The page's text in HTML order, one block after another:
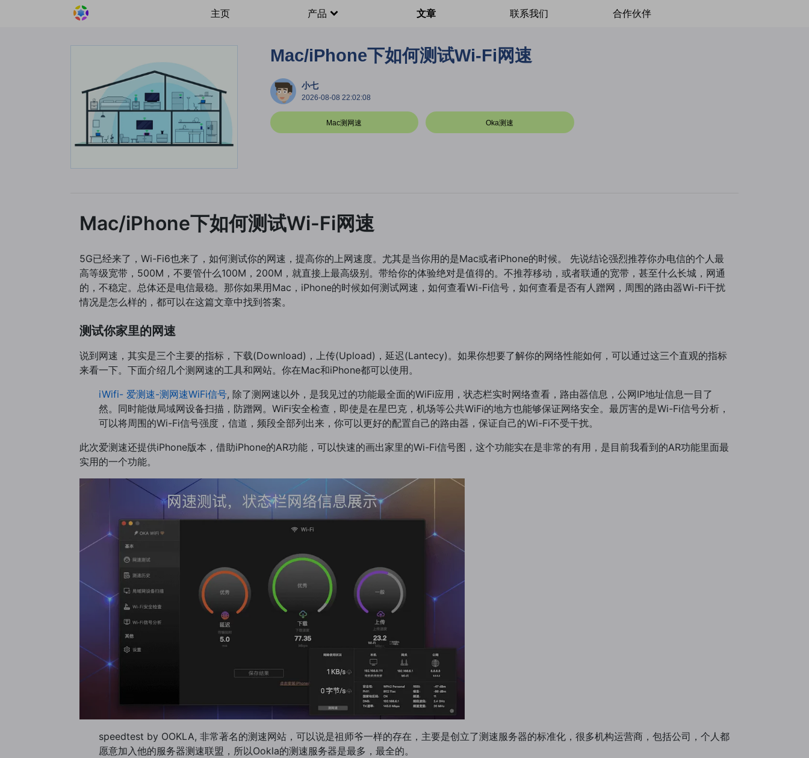
主页 产品 文章 联系我们 合作伙伴
Mac/iPhone下如何测试Wi-Fi网速
小七
2026-08-08 22:02:08
Mac测网速 Oka测速
Mac/iPhone下如何测试Wi-Fi网速
5G已经来了，Wi-Fi6也来了，如何测试你的网速，提高你的上网速度。尤其是当你用的是Mac或者iPhone的时候。 先说结论强烈推荐你办电信的个人最
高等级宽带，500M，不要管什么100M，200M，就直接上最高级别。带给你的体验绝对是值得的。不推荐移动，或者联通的宽带，甚至什么长城，网通
的，不稳定。总体还是电信最稳。那你如果用Mac，iPhone的时候如何测试网速，如何查看Wi-Fi信号，如何查看是否有人蹭网，周围的路由器Wi-Fi干扰
情况是怎么样的，都可以在这篇文章中找到答案。
测试你家里的网速
说到网速，其实是三个主要的指标，下载(Download)，上传(Upload)，延迟(Lantecy)。如果你想要了解你的网络性能如何，可以通过这三个直观的指标
来看一下。下面介绍几个测网速的工具和网站。你在Mac和iPhone都可以使用。
iWifi- 爱测速-测网速WiFi信号, 除了测网速以外，是我见过的功能最全面的WiFi应用，状态栏实时网络查看，路由器信息，公网IP地址信息一目了
然。同时能做局域网设备扫描，防蹭网。WiFi安全检查，即使是在星巴克，机场等公共WiFi的地方也能够保证网络安全。最厉害的是Wi-Fi信号分析，
可以将周围的Wi-Fi信号强度，信道，频段全部列出来，你可以更好的配置自己的路由器，保证自己的Wi-Fi不受干扰。
此次爱测速还提供iPhone版本，借助iPhone的AR功能，可以快速的画出家里的Wi-Fi信号图，这个功能实在是非常的有用，是目前我看到的AR功能里面最
实用的一个功能。
speedtest by OOKLA, 非常著名的测速网站，可以说是祖师爷一样的存在，主要是创立了测速服务器的标准化，很多机构运营商，包括公司，个人都
愿意加入他的服务器测速联盟，所以Ookla的测速服务器是最多，最全的。